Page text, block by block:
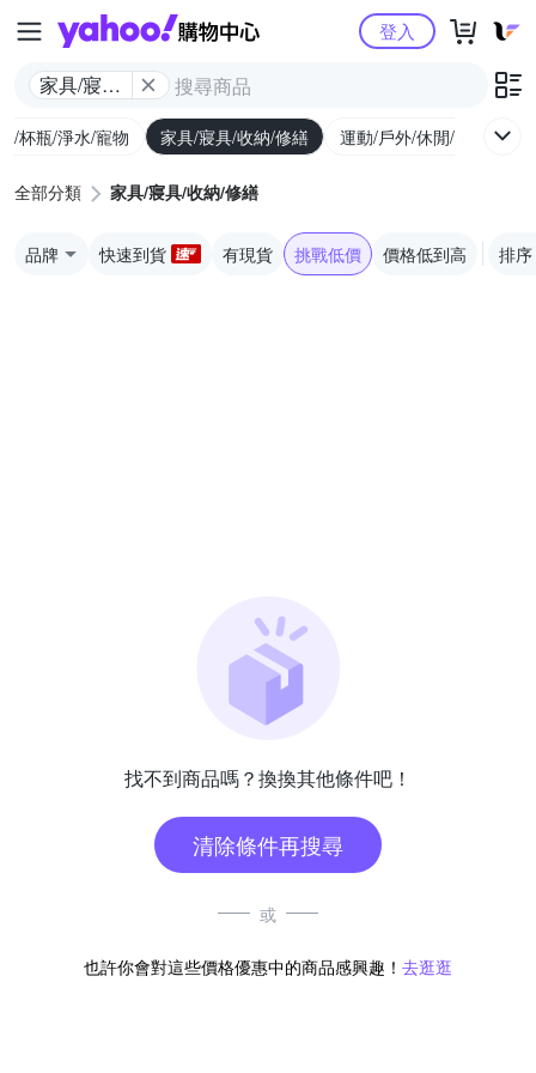
Yahoo購物中心
家具/寢具/
登入
/杯瓶/淨水/寵物 家具/寢具/收納/修繕 運動/戶外/休閒/健身
全部分類 家具/寢具/收納/修繕
品牌 快速到貨 有現貨 挑戰低價 價格低到高 排序
找不到商品嗎？換換其他條件吧！
清除條件再搜尋
或
也許你會對這些價格優惠中的商品感興趣！ 去逛逛